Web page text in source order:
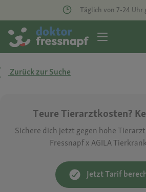
Täglich von 7-24 Uhr
Zurück zur Suche
Teure Tierarztkosten?
Sichere dich jetzt gegen hohe
Fressnapf x AGILA
Jetzt Tarif